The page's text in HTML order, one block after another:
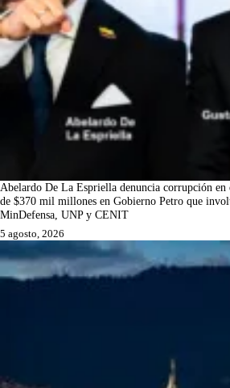
Abelardo De La Espriella denuncia corrupción en
de $370 mil millones en Gobierno Petro que
MinDefensa, UNP y CENIT
5 agosto, 2026